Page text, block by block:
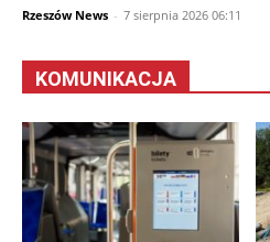
Rzeszów News - 7 sierpnia 2026 06:11
KOMUNIKACJA